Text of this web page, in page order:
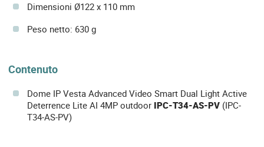
Dimensioni Ø122 x 110 mm
Peso netto: 630 g
Contenuto
Dome IP Vesta Advanced Video Smart Dual Light Active
Deterrence Lite AI 4MP outdoor IPC-T34-AS-PV (IPC-
T34-AS-PV)